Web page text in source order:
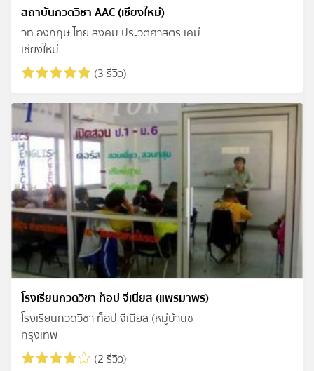
สถาบันกวดวิชา AAC (เชียงใหม่)
วิท อังกฤษ ไทย สังคม ประวัติศาสตร์ เคมี
เชียงใหม่
(3 รีวิว)
โรงเรียนกวดวิชา ท็อป จีเนียส (แพรมาพร)
โรงเรียนกวดวิชา ท็อป จีเนียส (หมู่บ้านซ
กรุงเทพ
(2 รีวิว)